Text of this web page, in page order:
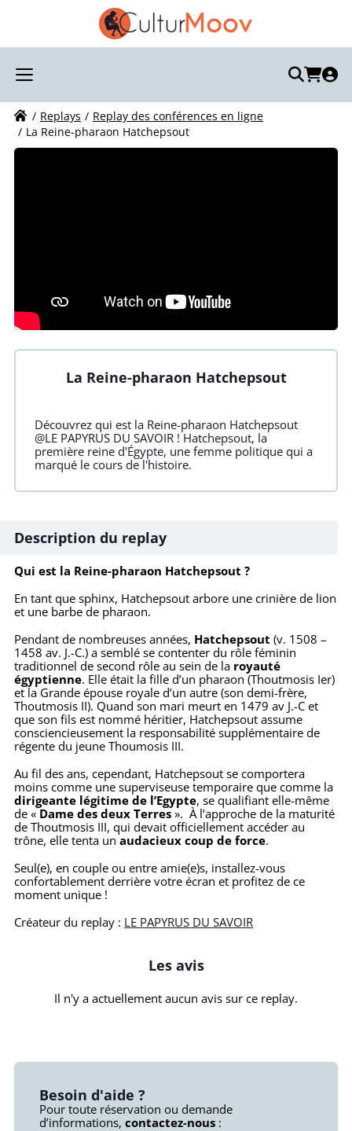
Recherchez votre visite :
Votre recherche
Replays
Replay des conférences en ligne
La Reine-pharaon Hatchepsout
La Reine-pharaon Hatchepsout
Découvrez qui est la Reine-pharaon Hatchepsout
@LE PAPYRUS DU SAVOIR ! Hatchepsout, la
première reine d'Égypte, une femme politique qui a
marqué le cours de l'histoire.
Description du replay
Qui est la Reine-pharaon Hatchepsout ?
En tant que sphinx, Hatchepsout arbore une crinière de lion
et une barbe de pharaon.
Pendant de nombreuses années, Hatchepsout (v. 1508 –
1458 av. J.-C.) a semblé se contenter du rôle féminin
traditionnel de second rôle au sein de la royauté
égyptienne. Elle était la fille d’un pharaon (Thoutmosis Ier)
et la Grande épouse royale d’un autre (son demi-frère,
Thoutmosis II). Quand son mari meurt en 1479 av J.-C et
que son fils est nommé héritier, Hatchepsout assume
consciencieusement la responsabilité supplémentaire de
régente du jeune Thoumosis III.
Au fil des ans, cependant, Hatchepsout se comportera
moins comme une superviseuse temporaire que comme la
dirigeante légitime de l’Egypte, se qualifiant elle-même
de «Dame des deux Terres». À l’approche de la maturité
de Thoutmosis III, qui devait officiellement accéder au
trône, elle tenta unaudacieux coup de force.
Seul(e), en couple ou entre amie(e)s, installez-vous
confortablement derrière votre écran et profitez de ce
moment unique !
Créateur du replay : LE PAPYRUS DU SAVOIR
Les avis
Il n'y a actuellement aucun avis sur ce replay.
Besoin d'aide ?
Pour toute réservation ou demande
d’informations, contactez-nous :